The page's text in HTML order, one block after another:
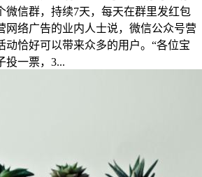
微信群，持续7天，每天在群里发红包
网络广告的业内人士说，微信公众号营
动恰好可以带来众多的用户。“各位宝
投一票，3...